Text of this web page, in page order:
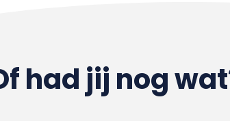
had jij nog